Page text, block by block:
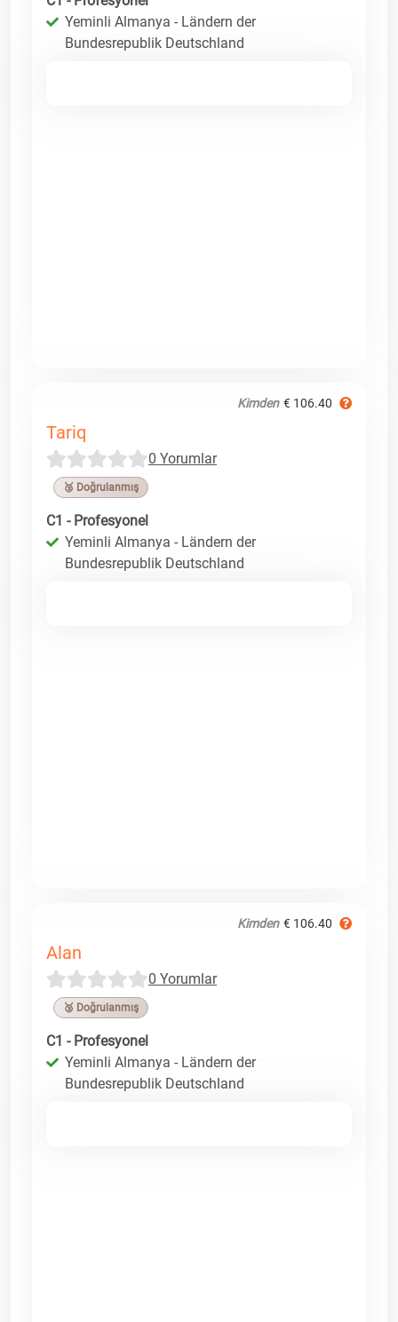
Yeminli Almanya - Ländern der
Bundesrepublik Deutschland
Kimden € 106.40
Tariq
0 Yorumlar
🥉 Doğrulanmış
C1 - Profesyonel
Yeminli Almanya - Ländern der
Bundesrepublik Deutschland
Kimden € 106.40
Alan
0 Yorumlar
🥉 Doğrulanmış
C1 - Profesyonel
Yeminli Almanya - Ländern der
Bundesrepublik Deutschland